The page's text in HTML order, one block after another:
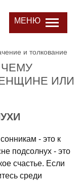
МЕНЮ
и толкование
ИЛИ
- это к
подсолнух - это
счастье. Если
среди